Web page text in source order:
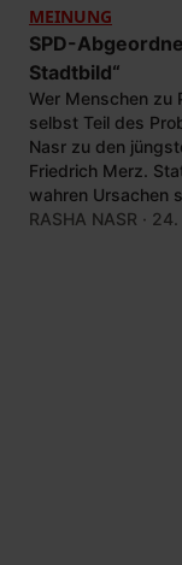
MEINUNG
SPD-
Stadtbild“
Wer Menschen zu
selbst Teil des
Nasr zu den
Friedrich Merz.
wahren Ursachen
RASHA NASR ·